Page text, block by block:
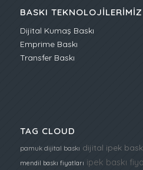
BASKI TEKNOLOJILERIMIZ
Dijital Kumaş Baskı
Emprime Baskı
Transfer Baskı
TAG CLOUD
pamuk dijital baskı dijital ipek
mendil baskı fiyatları ipek baskı